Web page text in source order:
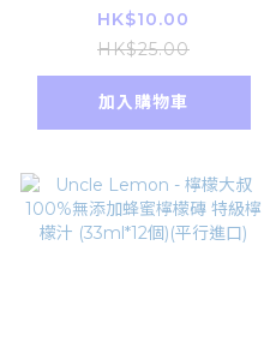
煲湯 老火湯搭配 無添
加 自然風乾
HK$10.00
HK$25.00
加入購物車